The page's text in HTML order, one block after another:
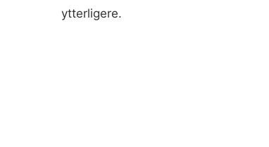
ytterligere.